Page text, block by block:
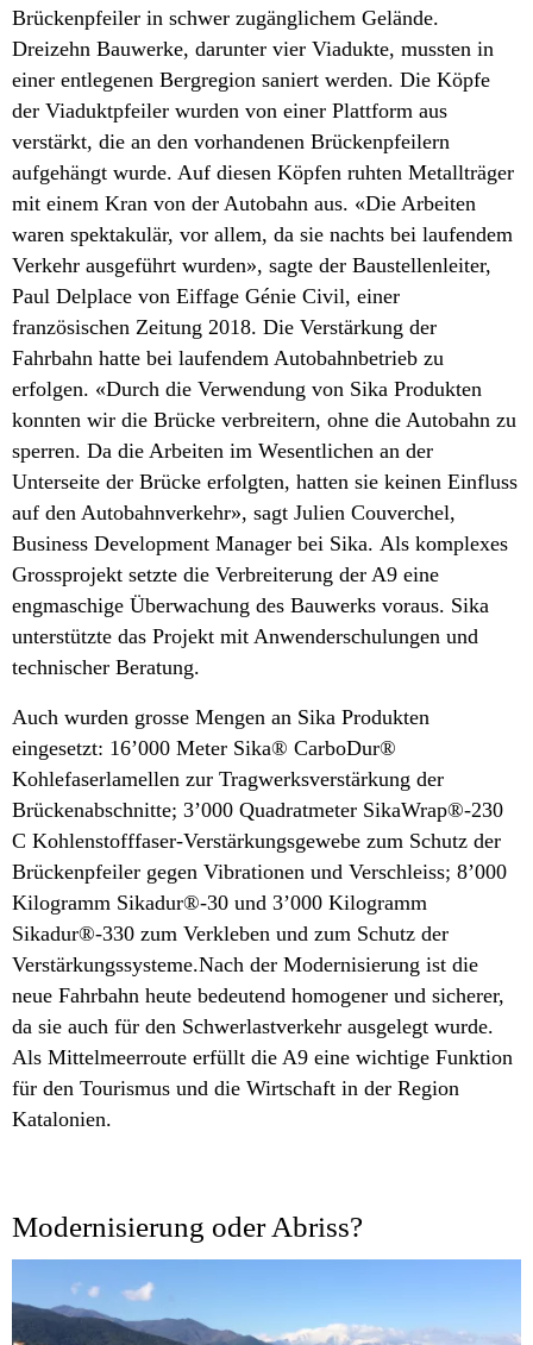
Brückenpfeiler in schwer zugänglichem Gelände.
Dreizehn Bauwerke, darunter vier Viadukte, mussten in
einer entlegenen Bergregion saniert werden. Die Köpfe
der Viaduktpfeiler wurden von einer Plattform aus
verstärkt, die an den vorhandenen Brückenpfeilern
aufgehängt wurde. Auf diesen Köpfen ruhten Metallträger
mit einem Kran von der Autobahn aus. «Die Arbeiten
waren spektakulär, vor allem, da sie nachts bei laufendem
Verkehr ausgeführt wurden», sagte der Baustellenleiter,
Paul Delplace von Eiffage Génie Civil, einer
französischen Zeitung 2018. Die Verstärkung der
Fahrbahn hatte bei laufendem Autobahnbetrieb zu
erfolgen. «Durch die Verwendung von Sika Produkten
konnten wir die Brücke verbreitern, ohne die Autobahn zu
sperren. Da die Arbeiten im Wesentlichen an der
Unterseite der Brücke erfolgten, hatten sie keinen Einfluss
auf den Autobahnverkehr», sagt Julien Couverchel,
Business Development Manager bei Sika. Als komplexes
Grossprojekt setzte die Verbreiterung der A9 eine
engmaschige Überwachung des Bauwerks voraus. Sika
unterstützte das Projekt mit Anwenderschulungen und
technischer Beratung.
Auch wurden grosse Mengen an Sika Produkten
eingesetzt: 16’000 Meter Sika® CarboDur®
Kohlefaserlamellen zur Tragwerksverstärkung der
Brückenabschnitte; 3’000 Quadratmeter SikaWrap®-230
C Kohlenstofffaser-Verstärkungsgewebe zum Schutz der
Brückenpfeiler gegen Vibrationen und Verschleiss; 8’000
Kilogramm Sikadur®-30 und 3’000 Kilogramm
Sikadur®-330 zum Verkleben und zum Schutz der
Verstärkungssysteme.Nach der Modernisierung ist die
neue Fahrbahn heute bedeutend homogener und sicherer,
da sie auch für den Schwerlastverkehr ausgelegt wurde.
Als Mittelmeerroute erfüllt die A9 eine wichtige Funktion
für den Tourismus und die Wirtschaft in der Region
Katalonien.
Modernisierung oder Abriss?